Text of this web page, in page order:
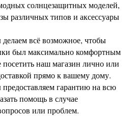
солнцезащитных моделей,
различных типов и аксессуары
всё возможное, чтобы
был максимально комфортным
наш магазин лично или
прямо к вашему дому.
гарантию на всю
помощь в случае
или проблем.